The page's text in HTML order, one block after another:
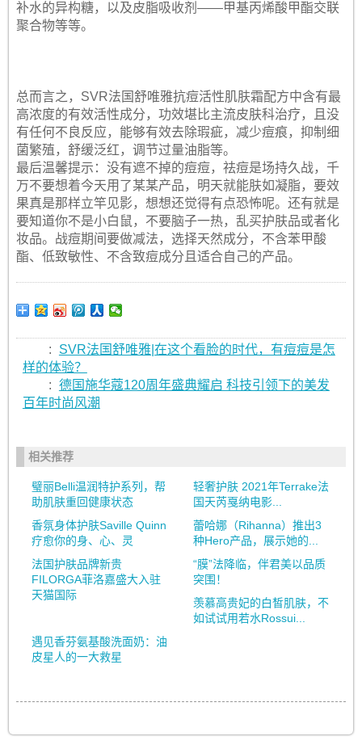
补水的异构糖，以及皮脂吸收剂——甲基丙烯酸甲酯交联
聚合物等等。
总而言之，SVR法国舒唯雅抗痘活性肌肤霜配方中含有最
高浓度的有效活性成分，功效堪比主流皮肤科治疗，且没
有任何不良反应，能够有效去除瑕疵，减少痘痕，抑制细
菌繁殖，舒缓泛红，调节过量油脂等。
最后温馨提示：没有遮不掉的痘痘，祛痘是场持久战，千
万不要想着今天用了某某产品，明天就能肤如凝脂，要效
果真是那样立竿见影，想想还觉得有点恐怖呢。还有就是
要知道你不是小白鼠，不要脑子一热，乱买护肤品或者化
妆品。战痘期间要做减法，选择天然成分，不含苯甲酸
酯、低致敏性、不含致痘成分且适合自己的产品。
:
SVR法国舒唯雅|在这个看脸的时代，有痘痘是怎
样的体验？
: 德国施华蔻120周年盛典耀启 科技引领下的美发
百年时尚风潮
相关推荐
璧丽Belli温润特护系列，帮
助肌肤重回健康状态
轻奢护肤 2021年Terrake法
国天芮戛纳电影...
香氛身体护肤Saville Quinn
疗愈你的身、心、灵
蕾哈娜（Rihanna）推出3
种Hero产品，展示她的...
法国护肤品牌新贵
FILORGA菲洛嘉盛大入驻
天猫国际
“膜”法降临，伴君美以品质
突围！
羡慕高贵妃的白皙肌肤，不
如试试用若水Rossui...
遇见香芬氨基酸洗面奶：油
皮星人的一大救星